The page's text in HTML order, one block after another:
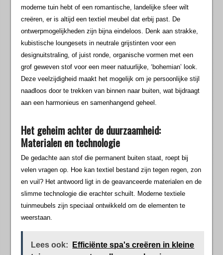
moderne tuin hebt of een romantische, landelijke sfeer wilt
creëren, er is altijd een textiel meubel dat erbij past. De
ontwerpmogelijkheden zijn bijna eindeloos. Denk aan strakke,
kubistische loungesets in neutrale grijstinten voor een
designuitstraling, of juist ronde, organische vormen met een
grof geweven stof voor een meer natuurlijke, ‘bohemian’ look.
Deze veelzijdigheid maakt het mogelijk om je persoonlijke stijl
naadloos door te trekken van binnen naar buiten, wat bijdraagt
aan een harmonieus en samenhangend geheel.
Het geheim achter de duurzaamheid:
Materialen en technologie
De gedachte aan stof die permanent buiten staat, roept bij
velen vragen op. Hoe kan textiel bestand zijn tegen regen, zon
en vuil? Het antwoord ligt in de geavanceerde materialen en de
slimme technologie die erachter schuilt. Moderne textiele
tuinmeubels zijn speciaal ontwikkeld om de elementen te
weerstaan.
Lees ook:
Efficiënte spa's creëren in kleine